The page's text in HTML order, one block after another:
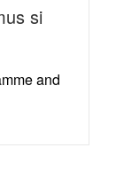
si
and